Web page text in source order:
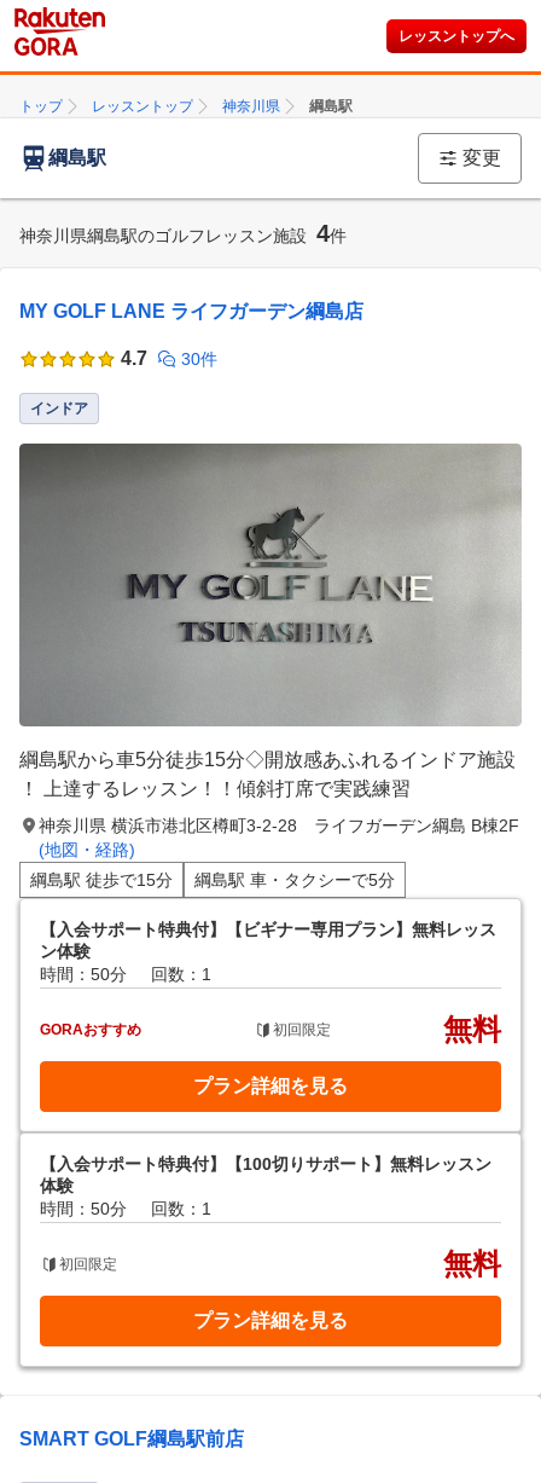
レッスントップへ
トップ レッスントップ 神奈川県 綱島駅
綱島駅 変更
神奈川県綱島駅のゴルフレッスン施設 4件
MY GOLF LANE ライフガーデン綱島店
4.7 30件
インドア
綱島駅から車5分徒歩15分◇開放感あふれるインドア施設
！ 上達するレッスン！！傾斜打席で実践練習
神奈川県 横浜市港北区樽町3-2-28 ライフガーデン綱島 B棟2F
(地図・経路)
綱島駅 徒歩で15分
綱島駅 車・タクシーで5分
【入会サポート特典付】【ビギナー専用プラン】無料レッス
ン体験
時間：50分
回数：1
GORAおすすめ 初回限定 無料
プラン詳細を見る
【入会サポート特典付】【100切りサポート】無料レッスン
体験
時間：50分
回数：1
初回限定 無料
プラン詳細を見る
SMART GOLF綱島駅前店